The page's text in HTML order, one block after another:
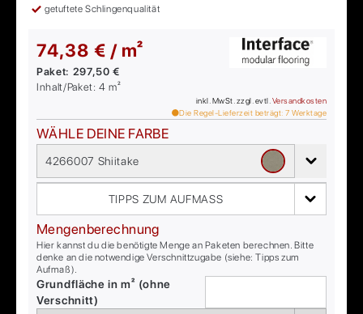
getuftete Schlingenqualität
74,38 € / m²
Paket: 297,50 €
Inhalt/Paket:4 m²
inkl. MwSt. zzgl. evtl. Versandkosten
Die Regel-Lieferzeit beträgt: 7 Werktage
WÄHLE DEINE FARBE
4266007 Shiitake
TIPPS ZUM AUFMASS
Mengenberechnung
Hier kannst du die benötigte Menge an Paketen berechnen. Bitte
denke an die notwendige Verschnittzugabe (siehe: Tipps zum
Aufmaß).
Grundfläche in m² (ohne
Verschnitt)